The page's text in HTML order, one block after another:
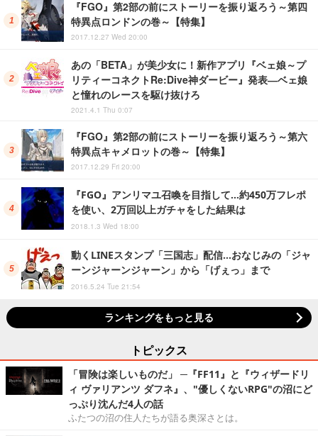
『FGO』第2部の前にストーリーを振り返ろう～第四
特異点ロンドンの巻～【特集】
2017.12.27 Wed 20:00
あの「BETA」が美少女に！新作アプリ『ベェ娘～プ
リティーコネクトRe:Dive神ダービー』発表―ベェ娘
と憧れのレースを駆け抜けろ
2021.4.1 Thu 0:07
『FGO』第2部の前にストーリーを振り返ろう～第六
特異点キャメロットの巻～【特集】
2017.12.29 Fri 20:00
『FGO』アンリマユ召喚を目指して…約450万フレポ
を使い、2万回以上ガチャをした結果は
2018.1.3 Wed 18:00
動くLINEスタンプ「三国志」配信…おなじみの「ジャ
ーンジャーンジャーン」から「げぇっ」まで
2016.5.24 Tue 21:54
ランキングをもっと見る
トピックス
「冒険は楽しいものだ」 ─『FF11』と『ウィザードリ
ィ ヴァリアンツ ダフネ』、"優しくないRPG"の沼にど
っぷり沈んだ4人の話
ふたつの沼の住人たちが語る奥深さとは。